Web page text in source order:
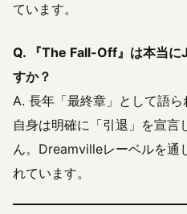
ています。
Q. 『The Fall-Off』は本当に
すか？
A. 長年「最終章」として語
自身は明確に「引退」を宣言
ん。Dreamvilleレーベルを通
れています。